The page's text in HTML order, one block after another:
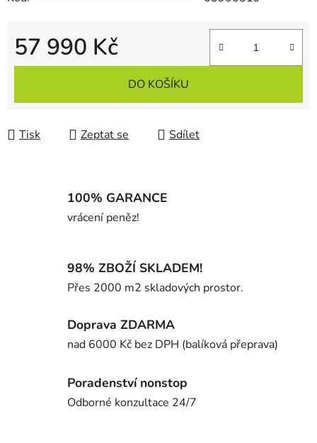
57 990 Kč
Měrná cena:
DO KOŠÍKU
Tisk Zeptat se Sdílet
100% GARANCE
vrácení peněz!
98% ZBOŽÍ SKLADEM!
Přes 2000 m2 skladových prostor.
Doprava ZDARMA
nad 6000 Kč bez DPH (balíková přeprava)
Poradenství nonstop
Odborné konzultace 24/7